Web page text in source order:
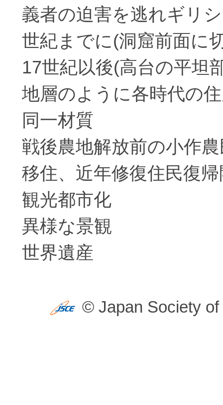
義者の迫害を逃れギリ
世紀までに(洞窟前面に
17世紀以後(高台の平坦
地層のように各時代の
同一材質
戦後農地解放前の小作
移住、近年修復住民復
観光都市化
異様な景観
世界遺産
© Japan Society